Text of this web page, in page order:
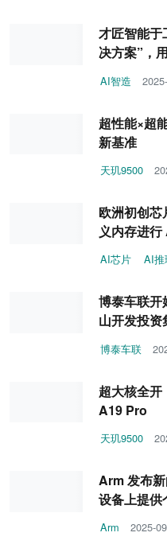
才匠智能于
决方案”，
AI智造
超性能×超
新基准
天玑9500
欧洲初创
义内存进行
AI芯片 AI推
博泰车联开
山开发投
博泰车联
超大核全
A19 Pro
天玑9500
Arm 发布
设备上提供
Arm 2025-